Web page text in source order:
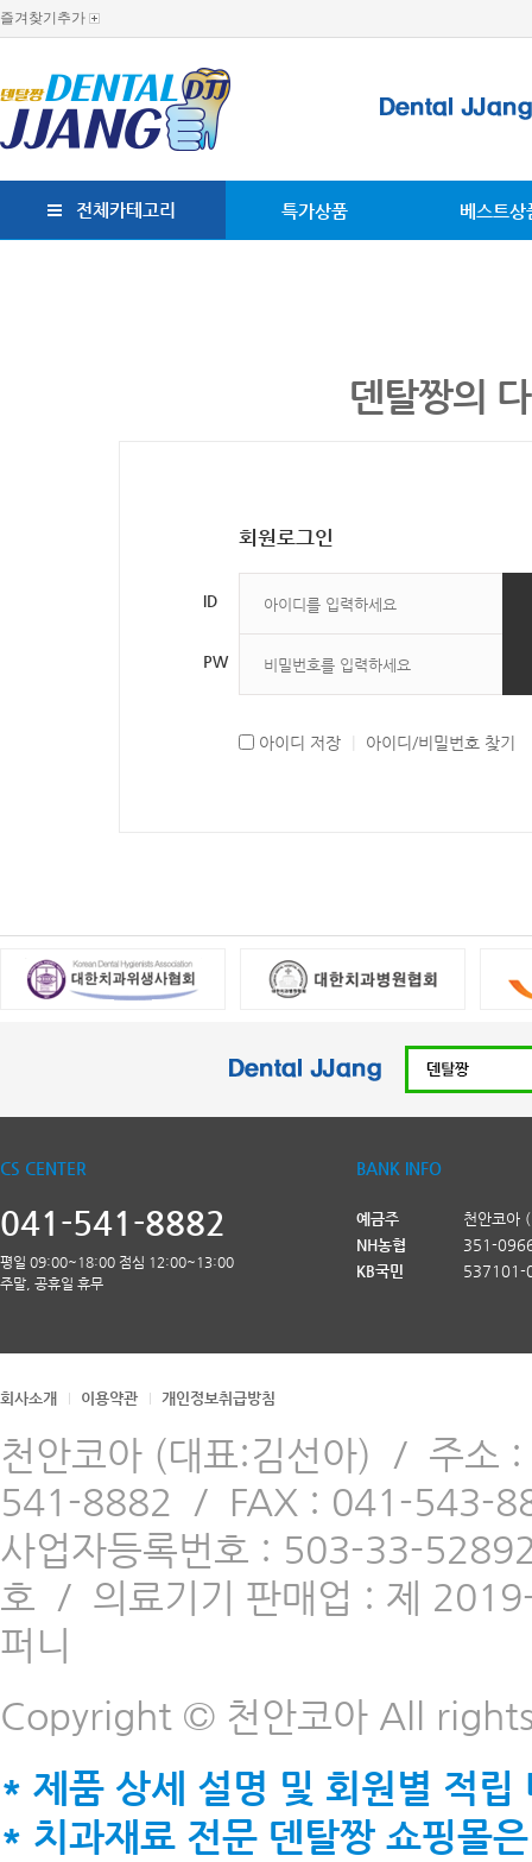
즐겨찾기추가
전체카테고리 특가상품 베스트상
덴탈짱의
회원로그인
ID
PW
아이디 저장 아이디/비밀번호 찾기
CS CENTER
041-541-8882
평일 09:00~18:00 점심 12:00~13:00
주말, 공휴일 휴무
BANK INFO
예금주
천안코아
NH농협
351-
KB국민
537101-
회사소개 이용약관 개인정보취급방침
천안코아 (대표:김선아) / 주소
541-8882 / FAX : 041-543-
사업자등록번호 : 503-33-
호 / 의료기기 판매업 : 제
퍼니
Copyright © 천안코아 All
* 제품 상세 설명 및 회원별 적
* 치과재료 전문 덴탈짱 쇼핑몰